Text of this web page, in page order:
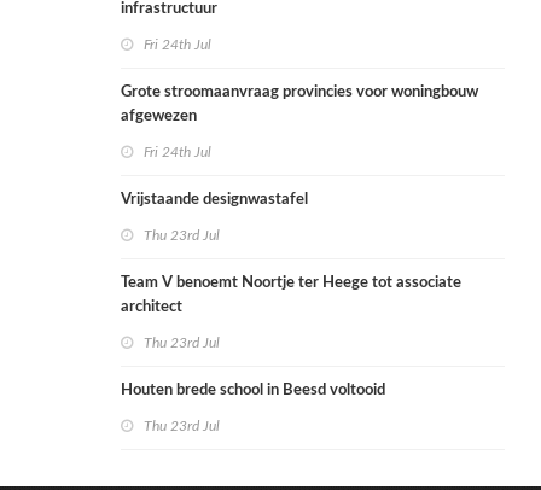
infrastructuur
Fri 24th Jul
Grote stroomaanvraag provincies voor woningbouw
afgewezen
Fri 24th Jul
Vrijstaande designwastafel
Thu 23rd Jul
Team V benoemt Noortje ter Heege tot associate
architect
Thu 23rd Jul
Houten brede school in Beesd voltooid
Thu 23rd Jul